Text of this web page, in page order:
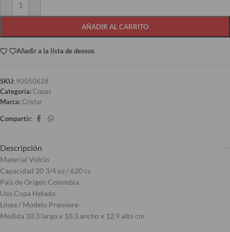
AÑADIR AL CARRITO
Añadir a la lista de deseos
SKU: 90050628
Categoría:Copas
Marca:Cristar
Compartir:
Descripción
Material Vidrio
Capacidad 20 3/4 oz / 620 cc
País de Origen Colombia
Uso Copa Helado
Línea / Modelo Premiere
Medida 10.3 largo x 10.3 ancho x 12.9 alto cm